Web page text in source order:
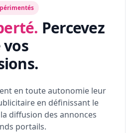
Percevez
vos
en toute autonomie leur
en définissant le
diffusion des annonces
portails.